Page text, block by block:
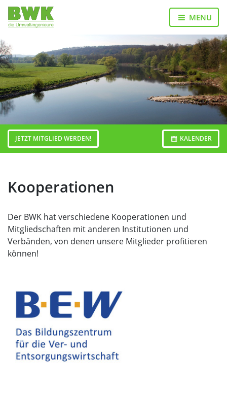
Landesverband
Bezirksgruppen
Junges
Forum
Veranstaltungen
Publikationen MENU
JETZT MITGLIED WERDEN! KALENDER
Kooperationen
Der BWK hat verschiedene Kooperationen und
Mitgliedschaften mit anderen Institutionen und
Verbänden, von denen unsere Mitglieder profitieren
können!